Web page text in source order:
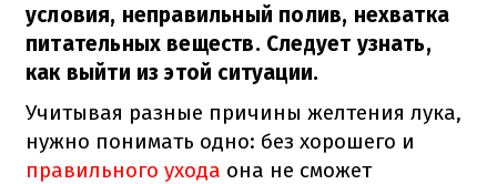
условия, неправильный полив, нехватка
питательных веществ. Следует узнать,
как выйти из этой ситуации.
Учитывая разные причины желтения лука,
нужно понимать одно: без хорошего и
правильного ухода она не сможет